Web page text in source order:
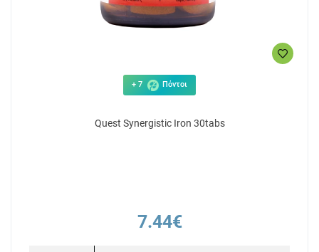
+ 7 Πόντοι
Quest Synergistic Iron 30tabs
7.44€